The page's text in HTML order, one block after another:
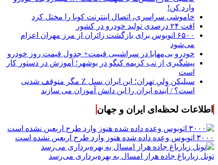
وارد کن!
خاموشی سراسری، اتصال اینترنت کوبا را مختل کرد
افت ۲۴ درصدی تولید خودرو در کشور
۶۵۰۰ اتوبوس برای بازگشت زائران از مرز مهران اعزام
می‌شود
خودرو بی‌مهابا در سراشیبی قیمت+ جدول قیمت روز خودرو
پیشگیری از تب کریمه کنگو در بوشهر؛ آموزش در دستور کار
است
سیلیکن ولیِ تهران؛ این ایران نسل Z مگر متوقف شدنی
است؟ / آینده ایران را این دانش آموزان می سازند
اطلاعات لحظه‌ای ایران و جهان
۳۰۰۰ اتوبوس وعده داده شده هنوز وارد طرح اربعین نشده است
تونل زیارباغ جاده هراز امسال به بهره‌برداری می‌رسد